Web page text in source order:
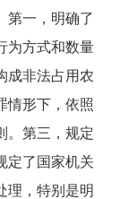
第一，明确了
为方式和数量
成非法占用农
情形下，依照
。第三，规定
定了国家机关
理，特别是明